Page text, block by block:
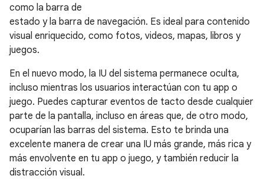
como la barra de
estado y la barra de navegación. Es ideal para contenido
visual enriquecido, como fotos, videos, mapas, libros y
juegos.
En el nuevo modo, la IU del sistema permanece oculta,
incluso mientras los usuarios interactúan con tu app o
juego. Puedes capturar eventos de tacto desde cualquier
parte de la pantalla, incluso en áreas que, de otro modo,
ocuparían las barras del sistema. Esto te brinda una
excelente manera de crear una IU más grande, más rica y
más envolvente en tu app o juego, y también reducir la
distracción visual.